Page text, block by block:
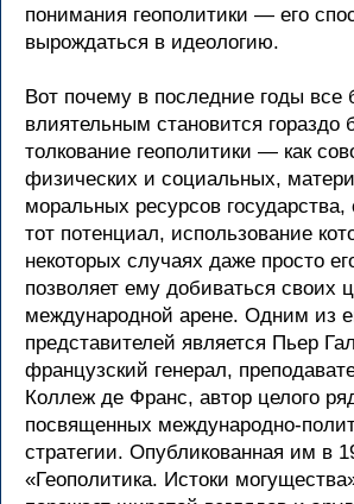
понимания геополитики — его
вырождаться в идеологию.
Вот почему в последние годы все
влиятельным становится гораздо
толкование геополитики — как
физических и социальных,
моральных ресурсов
тот потенциал, использование
некоторых случаях даже просто
позволяет ему добиваться своих
международной арене. Одним из
представителей является Пьер
французский генерал,
Коллеж де Франс, автор целого
посвященных международно-
стратегии. Опубликованная им в
«Геополитика. Истоки